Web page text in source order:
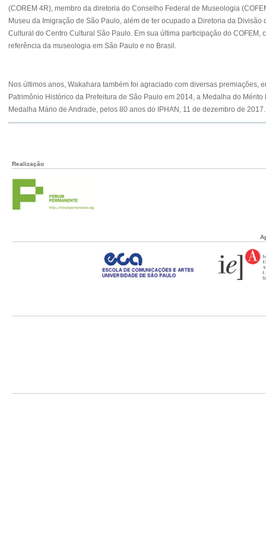
(COREM 4R), membro da diretoria do Conselho Federal de Museologia
Museu da Imigração de São Paulo, além de ter ocupado a Diretoria da
Cultural do Centro Cultural São Paulo. Em sua última participação do
referência da museologia em São Paulo e no Brasil.
Nos últimos anos, Wakahara também foi agraciado com diversas
Patrimônio Histórico da Prefeitura de São Paulo em 2014, a Medalha do
Medalha Mário de Andrade, pelos 80 anos do IPHAN, 11 de dezembro de 2017.
Realização